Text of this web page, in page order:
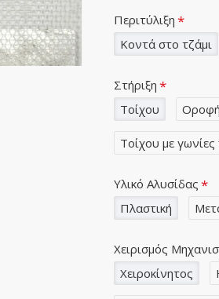
Περιτύλιξη
Κοντά στο τζάμι
Στήριξη
Τοίχου
Τοίχου με
Υλικό Αλυσίδας
Πλαστική
Χειρισμός
Χειροκίνητος